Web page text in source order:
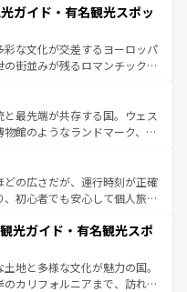
候が異なるスペインはその個
い。
る。華麗な宮殿、歴史的な大
豊かな自然が、訪れる者を心
スは美食の国としても知ら
無形文化遺産にも登録されて
多彩な楽しみ方が可能だ。さ
魅力が溢れており、どの街角に
ている。パリ以外の個性あふ
ガイド・有名観光スポッ
彩な文化が交差するヨーロッパ
街並みが残るロマンチック街
いても飽きることがない。ベ
ルン州のアルプスの絶景、そ
といった風景は必見。ビール
しい。 なお、新着の
覧を参照してほしい。
最先端が共存する国。ウェス
館のようなランドマーク、歴
。また、優雅なアフタヌーン
まらない英国パブ、サッカー観
る体験も豊富。イギリスを旅
。
どの広さだが、運行時刻が正確
初心者でも安心して個人旅行
スイスならではのユニークな
だけでなく町歩きも満喫する
高いため物価も高いが、旅行
ビスもあり、うまく活用すれ
光ガイド・有名観光スポ
地と多様な文化が魅力の国。
カリフォルニアまで、訪れる